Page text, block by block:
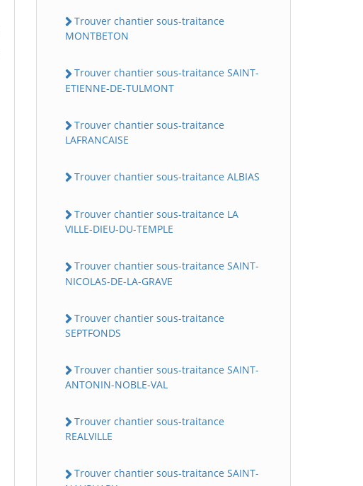
Trouver chantier sous-traitance
MONTBETON
Trouver chantier sous-traitance SAINT-
ETIENNE-DE-TULMONT
Trouver chantier sous-traitance
LAFRANCAISE
Trouver chantier sous-traitance ALBIAS
Trouver chantier sous-traitance LA
VILLE-DIEU-DU-TEMPLE
Trouver chantier sous-traitance SAINT-
NICOLAS-DE-LA-GRAVE
Trouver chantier sous-traitance
SEPTFONDS
Trouver chantier sous-traitance SAINT-
ANTONIN-NOBLE-VAL
Trouver chantier sous-traitance
REALVILLE
Trouver chantier sous-traitance SAINT-